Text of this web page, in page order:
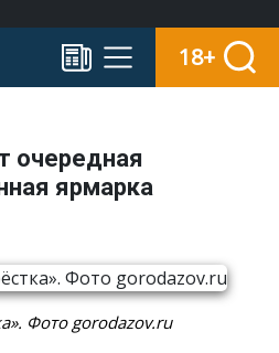
18+
очередная
ярмарка
Фото gorodazov.ru